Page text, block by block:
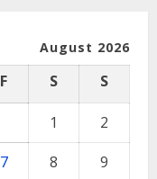
August 2026
F S S
1
2
7 8
9